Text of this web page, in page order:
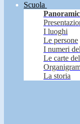
Scuola
I luoghi
Le persone
I numeri
Le carte
La storia